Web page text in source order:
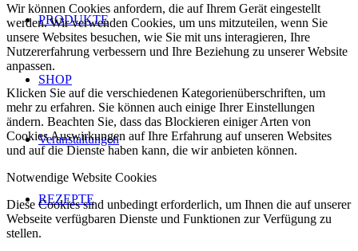
PRODUKTE
SHOP
Veranstaltungen
REZEPTE
Wir können Cookies anfordern, die auf Ihrem Gerät eingestellt
werden. Wir verwenden Cookies, um uns mitzuteilen, wenn Sie
unsere Websites besuchen, wie Sie mit uns interagieren, Ihre
Nutzererfahrung verbessern und Ihre Beziehung zu unserer Website
anpassen.
Klicken Sie auf die verschiedenen Kategorienüberschriften, um
mehr zu erfahren. Sie können auch einige Ihrer Einstellungen
ändern. Beachten Sie, dass das Blockieren einiger Arten von
Cookies Auswirkungen auf Ihre Erfahrung auf unseren Websites
und auf die Dienste haben kann, die wir anbieten können.
Notwendige Website Cookies
Diese Cookies sind unbedingt erforderlich, um Ihnen die auf unserer
Webseite verfügbaren Dienste und Funktionen zur Verfügung zu
stellen.